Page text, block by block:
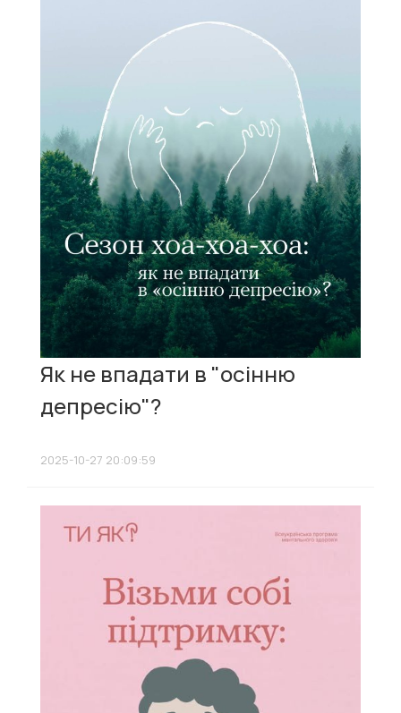
Як не впадати в "осінню
депресію"?
2025-10-27 20:09:59